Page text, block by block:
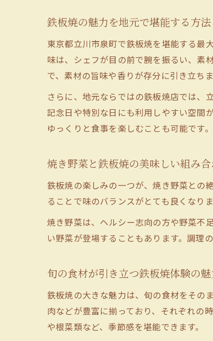
鉄板焼の魅力を地元で堪能する方
東京都立川市泉町で鉄板焼を堪能する最
味は、シェフが目の前で腕を振るい、素
で、素材の旨味や香りが存分に引き立ちま
さらに、地元ならではの鉄板焼店では、
記念日や特別な日にも利用しやすい空間
ゆっくりと食事を楽しむことも可能です。
焼き野菜と鉄板焼の美味しい組み
鉄板焼の楽しみの一つが、焼き野菜との
ることで味のバランスがとても良くなり
焼き野菜は、ヘルシー志向の方や野菜不
い野菜が登場することもあります。調理
旬の食材が引き立つ鉄板焼体験の魅
鉄板焼の大きな魅力は、旬の食材をその
肉などが豊富に揃っており、それぞれの
や根菜類など、季節感を堪能できます。